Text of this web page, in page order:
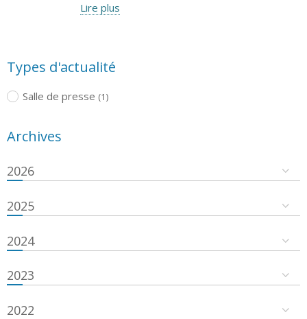
Lire plus
Types d'actualité
Salle de presse (1)
Archives
2026
2025
2024
2023
2022